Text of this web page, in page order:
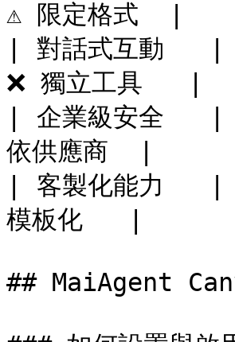
⚠️ 限定格式  |
| 對話式互動
❌ 獨立工具   |
| 企業級安全
依供應商  |
| 客製化能力
模板化   |
## MaiAgent